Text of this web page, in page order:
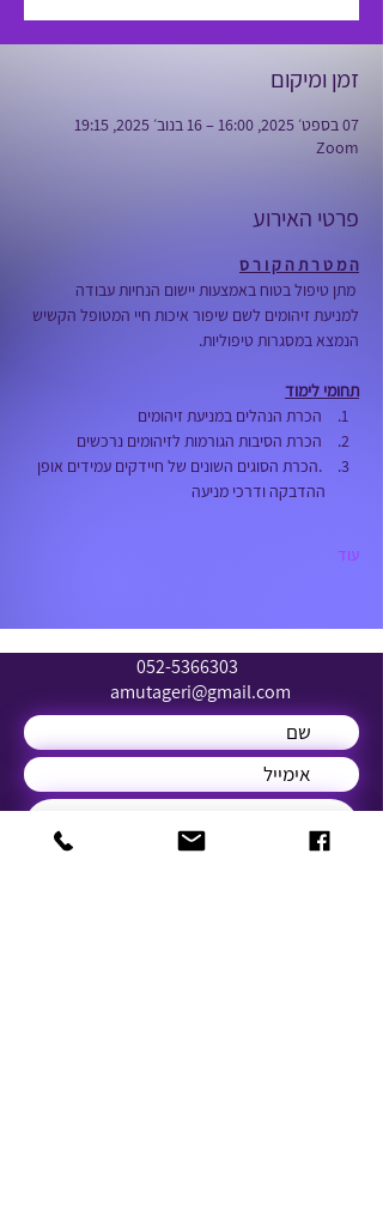
זמן ומיקום
07 בספט׳ 2025, 16:00 – 16 בנוב׳ 2025, 19:15
Zoom
פרטי האירוע
ה מ ט ר ת ה ק ו ר ס
מתן טיפול בטוח באמצעות יישום הנחיות עבודה
למניעת זיהומים לשם שיפור איכות חיי המטופל הקשיש
הנמצא במסגרות טיפוליות.
תחומי לימוד
הכרת הנהלים במניעת זיהומים
הכרת הסיבות הגורמות לזיהומים נרכשים
.הכרת הסוגים השונים של חיידקים עמידים אופן
ההדבקה ודרכי מניעה
עוד
052-5366303
amutageri@gmail.com